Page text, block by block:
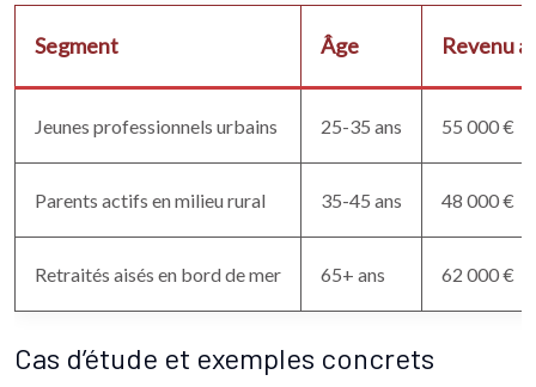
Segment Âge Revenu
Jeunes professionnels urbains 25-35 ans 55 000 €
Parents actifs en milieu rural 35-45 ans 48 000 €
Retraités aisés en bord de mer 65+ ans 62 000 €
Cas d’étude et exemples concrets